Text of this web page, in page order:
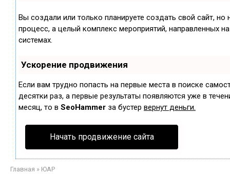
Вы создали или только планируете создать свой сайт,
процесс, а целый комплекс мероприятий, направленных
системах.
Ускорение продвижения
Если вам трудно попасть на первые места в поиске
десятки раз, а первые результаты появляются уже в
месяц, то в SeoHammer за бустер вернут деньги.
Начать продвижение сайта
Главная » ЮАР